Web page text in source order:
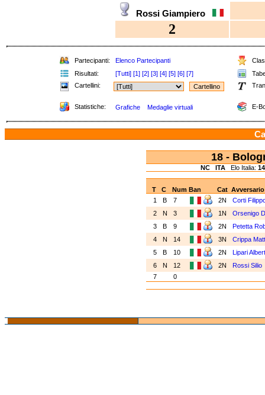
Rossi Giampiero
2
Partecipanti: Elenco Partecipanti
Risultati:
[Tutti] [1] [2] [3] [4] [5] [6] [7]
Cartellini:
Statistiche: Grafiche Medaglie virtuali E-
18 -
NC ITAElo Italia:
T C Num Ban Cat Avversario
1
B 7 2N
Corti
2
N 3 1N
Orsenigo
3
B 9 2N
Petetta
4
N 14 3N
Crippa
5
B 10 2N
Lipari
6
N 12 2N
Rossi Silio
7
0